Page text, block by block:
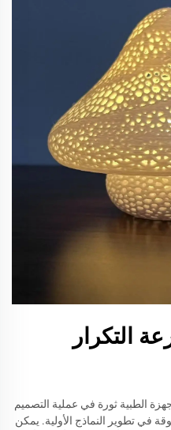
التكرار
الطبية ثورة في عملية التصميم
في تطوير النماذج الأولية. يمكن